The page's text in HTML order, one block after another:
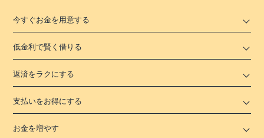
今すぐお金を用意する
低金利で賢く借りる
返済をラクにする
支払いをお得にする
お金を増やす